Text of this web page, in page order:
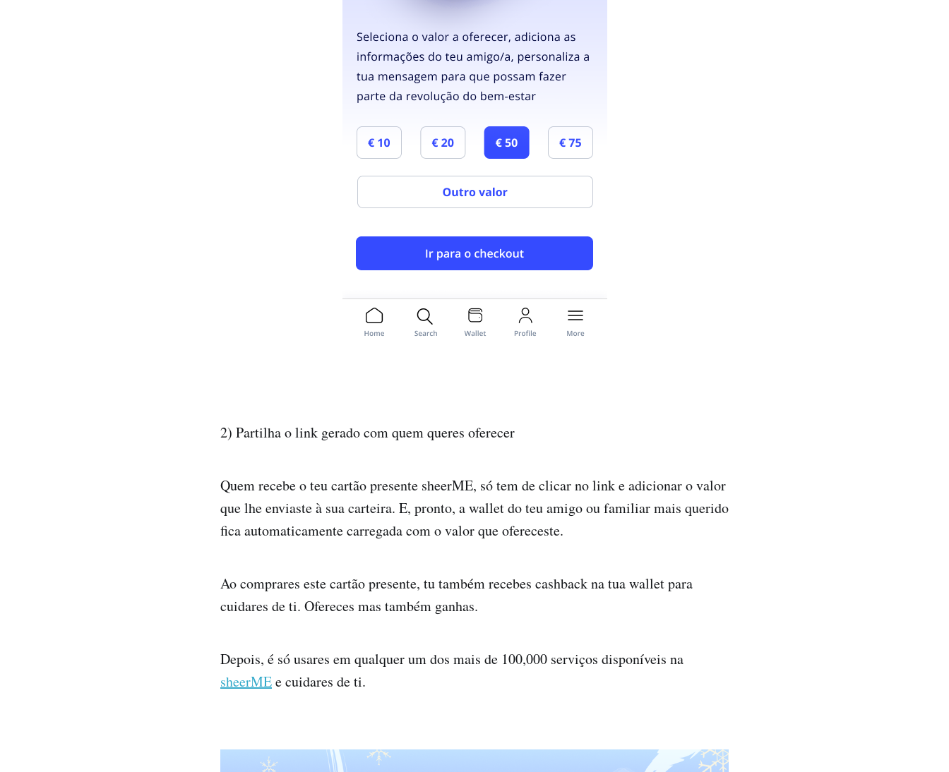
2) Partilha o link gerado com quem queres oferecer
Quem recebe o teu cartão presente sheerME, só tem de clicar no link e adicionar o valor
que lhe enviaste à sua carteira. E, pronto, a wallet do teu amigo ou familiar mais querido
fica automaticamente carregada com o valor que ofereceste.
Ao comprares este cartão presente, tu também recebes cashback na tua wallet para
cuidares de ti. Ofereces mas também ganhas.
Depois, é só usares em qualquer um dos mais de 100,000 serviços disponíveis na
sheerMEe cuidares de ti.